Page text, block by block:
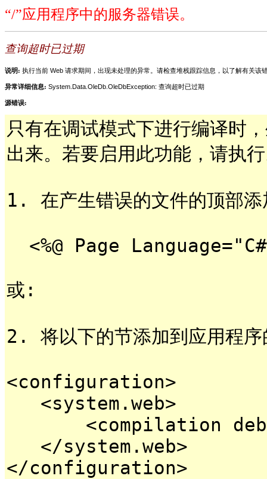
“/”应用程序中的服务器错误。
查询超时已过期
说明: 执行当前 Web 请求期间，出现未处理的异常。请检查堆栈跟踪信息，以了解有关该
异常详细信息: System.Data.OleDb.OleDbException: 查询超时已过期
源错误:
只有在调试模式下进行编译时
出来。若要启用此功能，请执
1. 在产生错误的文件的顶部
<%@ Page
或:
2. 将以下的节添加到应用程
<configuration>
<system.web>
<compilation
</system.web>
</configuration>